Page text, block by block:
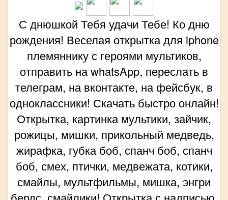
С днюшкой Тебя удачи Тебе! Ко дню
рождения! Веселая открытка для iphone
племяннику с героями мультиков,
отправить на whatsApp, переслать в
телеграм, на вконтакте, на фейсбук, в
одноклассники! Скачать быстро онлайн!
Открытка, картинка мультики, зайчик,
рожицы, мишки, прикольный медведь,
жирафка, губка боб, спанч боб, спанч
боб, смех, птички, медвежата, котики,
смайлы, мультфильмы, мишка, энгри